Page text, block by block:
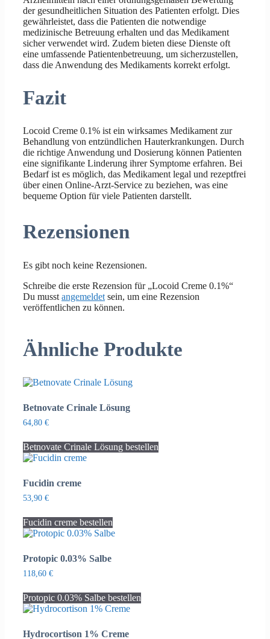
der gesundheitlichen Situation des Patienten erfolgt. Dies
gewährleistet, dass die Patienten die notwendige
medizinische Betreuung erhalten und das Medikament
sicher verwendet wird. Zudem bieten diese Dienste oft
eine umfassende Patientenbetreuung, um sicherzustellen,
dass die Anwendung des Medikaments korrekt erfolgt.
Fazit
Locoid Creme 0.1% ist ein wirksames Medikament zur
Behandlung von entzündlichen Hauterkrankungen. Durch
die richtige Anwendung und Dosierung können Patienten
eine signifikante Linderung ihrer Symptome erfahren. Bei
Bedarf ist es möglich, das Medikament legal und rezeptfrei
über einen Online-Arzt-Service zu beziehen, was eine
bequeme Option für viele Patienten darstellt.
Rezensionen
Es gibt noch keine Rezensionen.
Schreibe die erste Rezension für „Locoid Creme 0.1%“
Du musst angemeldet sein, um eine Rezension
veröffentlichen zu können.
Ähnliche Produkte
Betnovate Crinale Lösung
64,80 €
Betnovate Crinale Lösung bestellen
Fucidin creme
53,90 €
Fucidin creme bestellen
Protopic 0.03% Salbe
118,60 €
Protopic 0.03% Salbe bestellen
Hydrocortison 1% Creme